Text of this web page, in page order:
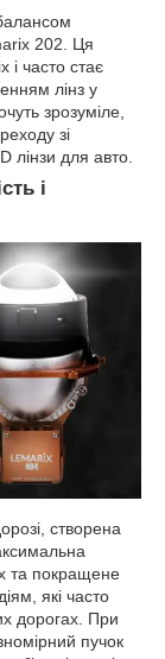
202. Ця
і часто стає
лінз у
зрозуміле,
зі
лінзи для авто.
і
створена
та покращене
які часто
дорогах. При
пучок